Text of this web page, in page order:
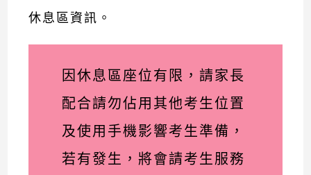
休息區資訊。
因休息區座位有限，請家長
配合請勿佔用其他考生位置
及使用手機影響考生準備，
若有發生，將會請考生服務